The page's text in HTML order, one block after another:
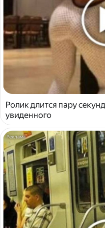
Ролик длится пару
увиденного